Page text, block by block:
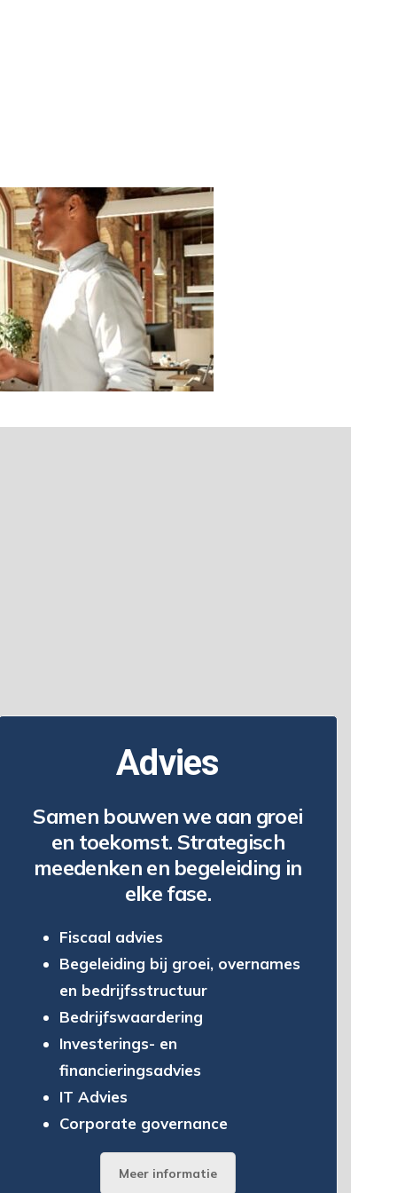
Advies
Samen bouwen we aan groei
en toekomst. Strategisch
meedenken en begeleiding in
elke fase.
Fiscaal advies
Begeleiding bij groei, overnames
en bedrijfsstructuur
Bedrijfswaardering
Investerings- en
financieringsadvies
IT Advies
Corporate governance
Meer informatie